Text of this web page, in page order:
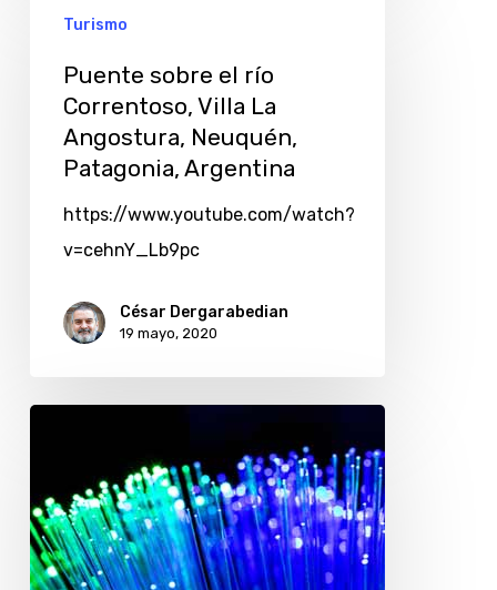
Turismo
Puente sobre el río
Correntoso, Villa La
Angostura, Neuquén,
Patagonia, Argentina
https://www.youtube.com/watch?
v=cehnY_Lb9pc
César Dergarabedian
19 mayo, 2020
inició
el
despliegue